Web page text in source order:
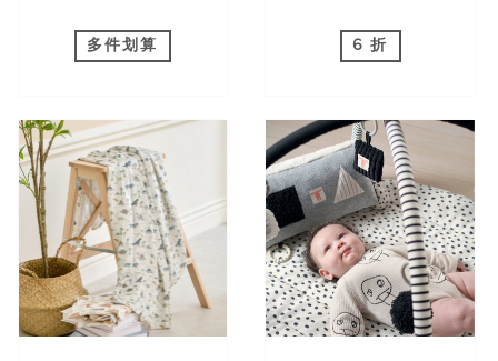
多件划算 6 折